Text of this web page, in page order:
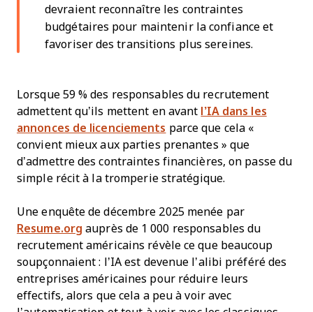
devraient reconnaître les contraintes
budgétaires pour maintenir la confiance et
favoriser des transitions plus sereines.
Lorsque 59 % des responsables du recrutement
admettent qu’ils mettent en avant l’IA dans les
annonces de licenciements parce que cela «
convient mieux aux parties prenantes » que
d’admettre des contraintes financières, on passe du
simple récit à la tromperie stratégique.
Une enquête de décembre 2025 menée par
Resume.org auprès de 1 000 responsables du
recrutement américains révèle ce que beaucoup
soupçonnaient : l’IA est devenue l’alibi préféré des
entreprises américaines pour réduire leurs
effectifs, alors que cela a peu à voir avec